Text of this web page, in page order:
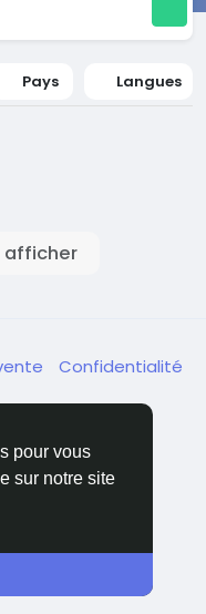
pour vous
sur notre site
Pays Langues
afficher
Confidentialité